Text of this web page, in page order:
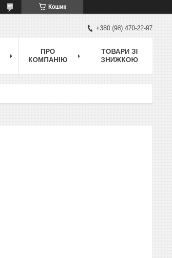
Кошик
+380 (98) 470-22-97
ПРО
КОМПАНІЮ
ТОВАРИ ЗІ
ЗНИЖКОЮ